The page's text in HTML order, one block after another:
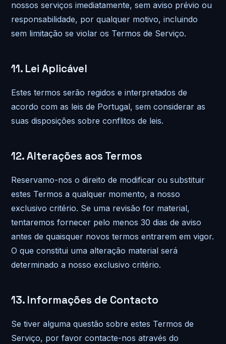
nossos serviços imediatamente, sem aviso prévio ou
responsabilidade, por qualquer motivo, incluindo
sem limitação se violar os Termos de Serviço.
11. Lei Aplicável
Estes termos serão regidos e interpretados de
acordo com as leis de Portugal, sem considerar as
suas disposições sobre conflitos de leis.
12. Alterações aos Termos
Reservamo-nos o direito de modificar ou substituir
estes Termos a qualquer momento, a nosso
exclusivo critério. Se uma revisão for material,
tentaremos fornecer pelo menos 30 dias de aviso
antes de quaisquer novos termos entrarem em vigor.
O que constitui uma alteração material será
determinado a nosso exclusivo critério.
13. Informações de Contacto
Se tiver alguma questão sobre estes Termos de
Serviço, por favor contacte-nos através do